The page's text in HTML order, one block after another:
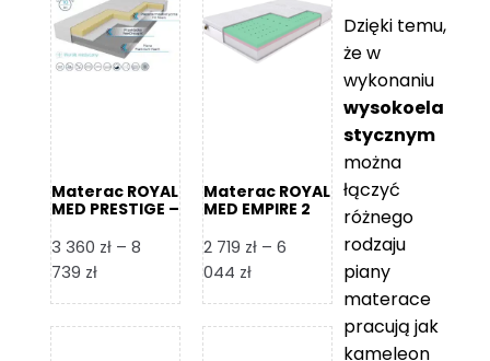
7
000 zł
8
865 zł
Materac ROYAL
MED PRESTIGE –
3 360 zł – 8
739 złZakres
od
Materac ROYAL
MED EMPIRE 2
2 719 zł – 6
044 złZakres
od
Dzięki temu,
że w
wykonaniu
wysokoela
stycznym
można
łączyć
różnego
rodzaju
piany
materace
pracują jak
kameleon